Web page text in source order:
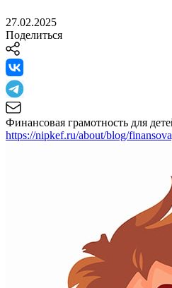
27.02.2025
Поделиться
Финансовая грамотность для
https://nipkef.ru/about/blog/